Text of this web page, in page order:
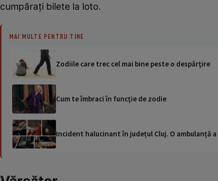
cumpăraţi bilete la loto.
MAI MULTE PENTRU TINE
Zodiile care trec cel mai bine peste o despărţire
Cum te îmbraci în funcţie de zodie
Incident halucinant în județul Cluj. O ambulanță